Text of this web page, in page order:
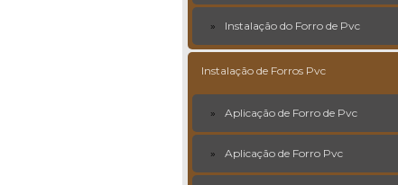
Instalação do Forro de Pvc
Instalação de Forros Pvc
Aplicação de Forro de Pvc
Aplicação de Forro Pvc